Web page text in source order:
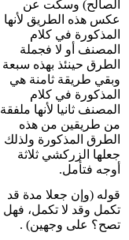
الصالح) وسكت عن
عكس هذه الطريق لأنها
المذكورة في كلام
المصنف أو لا فجملة
الطرق حينئذ بهذه سبعة
وبقي طريقة ثامنة هي
المذكورة في كلام
المصنف ثانيا لأنها ملفقة
من طريقين من هذه
الطرق المذكورة ولذلك
جعلها الزركشي ثلاثة
أوجه فتأمل.
قوله (وإن جعلا مدة قد
تكمل وقد لا تكمل، فهل
تصح؟ على وجهين) .